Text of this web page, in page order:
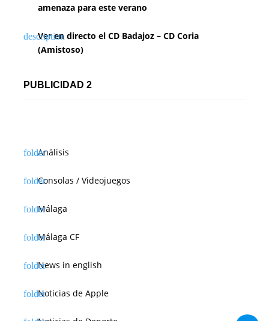
amenaza para este verano
Ver en directo el CD Badajoz – CD Coria
(Amistoso)
PUBLICIDAD 2
Análisis
Consolas / Videojuegos
Málaga
Málaga CF
News in english
Noticias de Apple